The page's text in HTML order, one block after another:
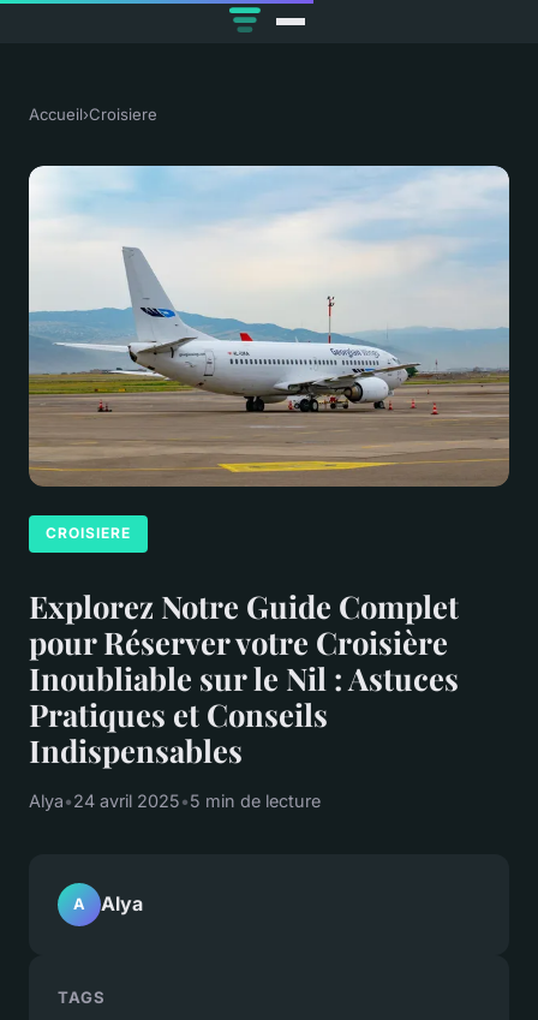
Accueil›Croisiere
CROISIERE
Explorez Notre Guide Complet
pour Réserver votre Croisière
Inoubliable sur le Nil : Astuces
Pratiques et Conseils
Indispensables
Alya•24 avril 2025•5 min de lecture
A Alya
TAGS